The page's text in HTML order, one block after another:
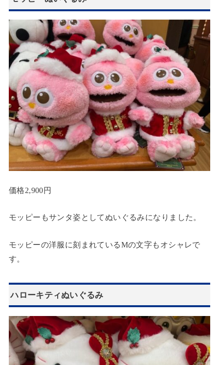
価格2,900円
モッピーもサンタ姿としてぬいぐるみになりました。
モッピーの洋服に刻まれているMの文字もオシャレで
す。
ハローキティぬいぐるみ